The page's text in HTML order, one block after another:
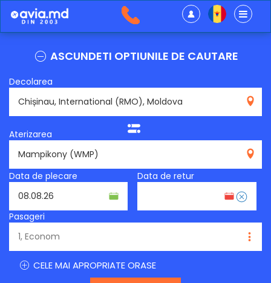
ASCUNDETI OPTIUNILE DE CAUTARE
Decolarea
Aterizarea
Data de plecare
Data de retur
Pasageri
CELE MAI APROPRIATE ORASE